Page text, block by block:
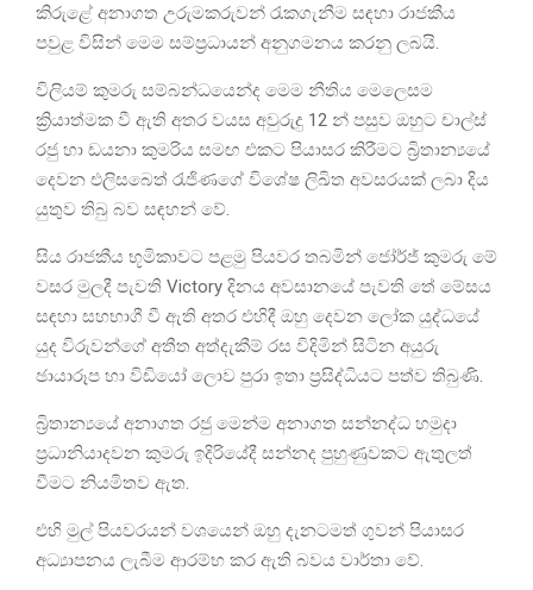
කිරුළේ අනාගත උරුමකරුවන් රැකගැනීම සඳහා රාජකීය
පවුළ විසින් මෙම සම්ප්‍රධායන් අනුගමනය කරනු ලබයි.
විලියම් කුමරු සම්බන්ධයෙන්ද මෙම නීතිය මෙලෙසම
ක්‍රියාත්මක වී ඇති අතර වයස අවුරුදු 12 න් පසුව ඔහුට චාල්ස්
රජු හා ඩයනා කුමරිය සමඟ එකට පියාසර කිරීමට බ්‍රිතාන්‍යයේ
දෙවන එලිසබෙත් රැජිණගේ විශේෂ ලිඛිත අවසරයක් ලබා දිය
යුතුව තිබු බව සඳහන් වේ.
සිය රාජකීය භූමිකාවට පළමු පියවර තබමින් ජෝර්ජ් කුමරු මේ
වසර මුලදී පැවති Victory දිනය අවසානයේ පැවති තේ මේසය
සඳහා සහභාගී වී ඇති අතර එහිදී ඔහු දෙවන ලෝක යුද්ධයේ
යුද විරුවන්ගේ අතීත අත්දැකීම් රස විදිමින් සිටින අයුරු
ඡායාරූප හා විඩියෝ ලොව පුරා ඉතා ප්‍රසිද්ධියට පත්ව තිබුණි.
බ්‍රිතාන්‍යයේ අනාගත රජු මෙන්ම අනාගත සන්නද්ධ හමුදා
ප්‍රධානියාදවන කුමරු ඉදිරියේදී සන්නද පුහුණුවකට ඇතුලත්
වීමට නියමිතව ඇත.
එහි මුල් පියවරයන් වශයෙන් ඔහු දැනටමත් ගුවන් පියාසර
අධ්‍යාපනය ලැබීම ආරම්භ කර ඇති බවය වාර්තා වේ.